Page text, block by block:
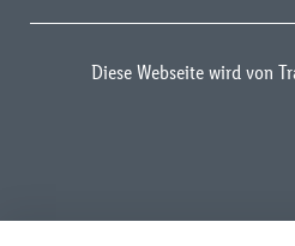
Diese Webseite wird von